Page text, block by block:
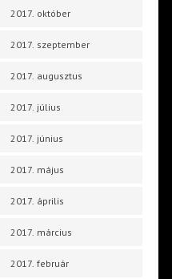
2017. október
2017. szeptember
2017. augusztus
2017. július
2017. június
2017. május
2017. április
2017. március
2017. február